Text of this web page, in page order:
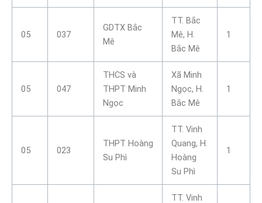
05 037
GDTX Bắc
Mê
TT. Bắc
Mê, H.
Bắc Mê
1
05 047
THCS và
THPT Minh
Ngọc
Xã Minh
Ngọc, H.
Bắc Mê
1
05 023
THPT Hoàng
Su Phì
TT. Vinh
Quang, H.
Hoàng
Su Phì
1
TT. Vinh